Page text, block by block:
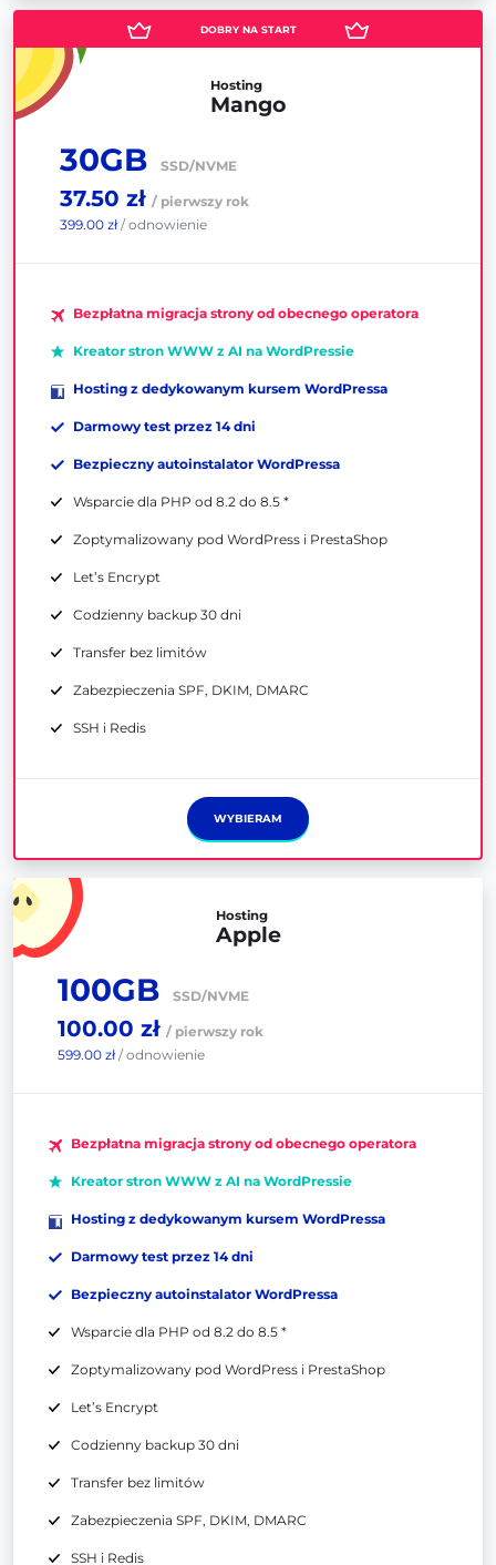
Hosting
Mango
30GB SSD/NVME
37.50 zł / pierwszy rok
399.00 zł/ odnowienie
Bezpłatna migracja strony od obecnego operatora
Kreator stron WWW z AI na WordPressie
Hosting z dedykowanym kursem WordPressa
Darmowy test przez 14 dni
Bezpieczny autoinstalator WordPressa
Wsparcie dla PHP od 8.2 do 8.5 *
Zoptymalizowany pod WordPress i PrestaShop
Let’s Encrypt
Codzienny backup 30 dni
Transfer bez limitów
Zabezpieczenia SPF, DKIM, DMARC
SSH i Redis
WYBIERAM
Hosting
Apple
100GB SSD/NVME
100.00 zł / pierwszy rok
599.00 zł/ odnowienie
Bezpłatna migracja strony od obecnego operatora
Kreator stron WWW z AI na WordPressie
Hosting z dedykowanym kursem WordPressa
Darmowy test przez 14 dni
Bezpieczny autoinstalator WordPressa
Wsparcie dla PHP od 8.2 do 8.5 *
Zoptymalizowany pod WordPress i PrestaShop
Let’s Encrypt
Codzienny backup 30 dni
Transfer bez limitów
Zabezpieczenia SPF, DKIM, DMARC
SSH i Redis